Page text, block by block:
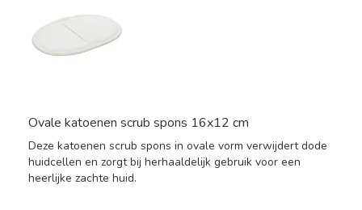
Ovale katoenen scrub spons 16x12 cm
Deze katoenen scrub spons in ovale vorm verwijdert dode
huidcellen en zorgt bij herhaaldelijk gebruik voor een
heerlijke zachte huid.